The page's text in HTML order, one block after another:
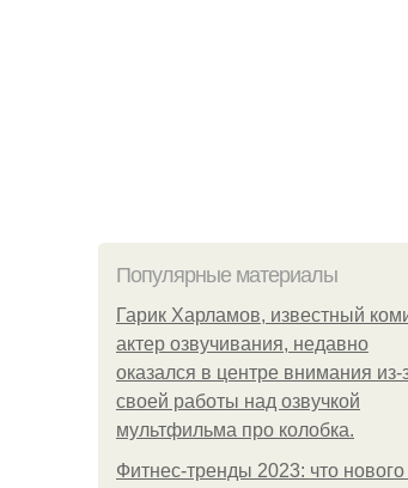
Популярные материалы
Гарик Харламов, известный
актер озвучивания, недавно
оказался в центре внимания из-
своей работы над озвучкой
мультфильма про колобка.
Фитнес-тренды 2023: что нового